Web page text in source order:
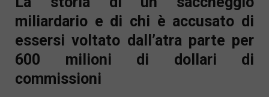
miliardario e di chi è accusato di
essersi voltato dall’atra parte per
600 milioni di dollari di
commissioni